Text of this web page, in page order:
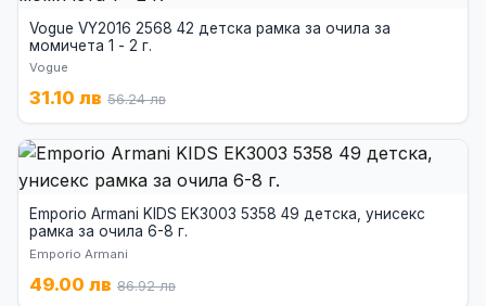
Vogue VY2016 2568 42 детска рамка за очила за
момичета 1 - 2 г.
Vogue
31.10 лв 56.24 лв
Emporio Armani KIDS EK3003 5358 49 детска, унисекс
рамка за очила 6-8 г.
Emporio Armani
49.00 лв 86.92 лв